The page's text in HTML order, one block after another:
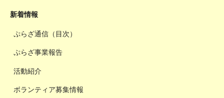
新着情報
ぷらざ通信（目次）
ぷらざ事業報告
活動紹介
ボランティア募集情報